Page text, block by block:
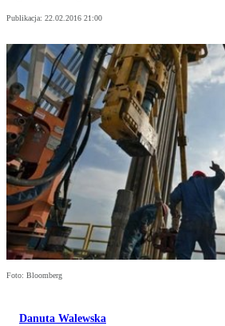
Publikacja: 22.02.2016 21:00
Foto: Bloomberg
Danuta Walewska